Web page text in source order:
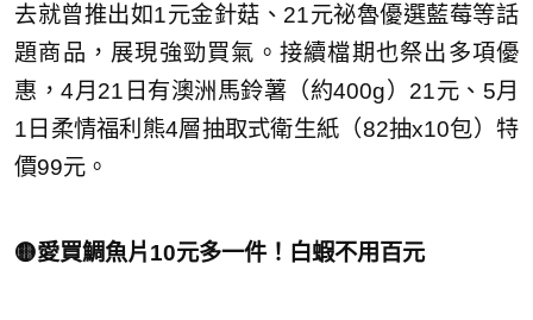
去就曾推出如1元金針菇、21元祕魯優選藍莓等話
題商品，展現強勁買氣。接續檔期也祭出多項優
惠，4月21日有澳洲馬鈴薯（約400g）21元、5月
1日柔情福利熊4層抽取式衛生紙（82抽x10包）特
價99元。
🟡愛買鯛魚片10元多一件！白蝦不用百元